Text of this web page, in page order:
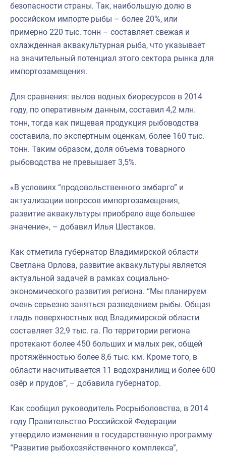
безопасности страны. Так, наибольшую долю в
российском импорте рыбы – более 20%, или
примерно 220 тыс. тонн – составляет свежая и
охлажденная аквакультурная рыба, что указывает
на значительный потенциал этого сектора рынка для
импортозамещения.
Для сравнения: вылов водных биоресурсов в 2014
году, по оперативным данным, составил 4,2 млн.
тонн, тогда как пищевая продукция рыбоводства
составила, по экспертным оценкам, более 160 тыс.
тонн. Таким образом, доля объема товарного
рыбоводства не превышает 3,5%.
«В условиях “продовольственного эмбарго” и
актуализации вопросов импортозамещения,
развитие аквакультуры приобрело еще большее
значение», – добавил Илья Шестаков.
Как отметила губернатор Владимирской области
Светлана Орлова, развитие аквакультуры является
актуальной задачей в рамках социально-
экономического развития региона. “Мы планируем
очень серьезно заняться разведением рыбы. Общая
гладь поверхностных вод Владимирской области
составляет 32,9 тыс. га. По территории региона
протекают более 450 больших и малых рек, общей
протяжённостью более 8,6 тыс. км. Кроме того, в
области насчитывается 11 водохранилищ и более 600
озёр и прудов”, – добавила губернатор.
Как сообщил руководитель Росрыболовства, в 2014
году Правительство Российской Федерации
утвердило изменения в государственную программу
“Развитие рыбохозяйственного комплекса”,